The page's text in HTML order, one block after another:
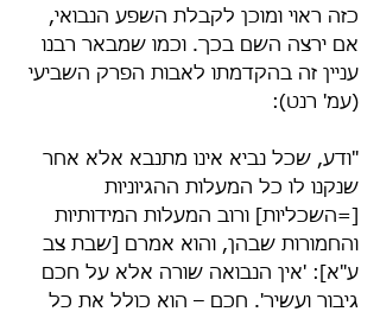
כזה ראוי ומוכן לקבלת השפע הנבואי,
אם ירצה השם בכך. וכמו שמבאר רבנו
עניין זה בהקדמתו לאבות הפרק השביעי
(עמ' רנט):
"ודע, שכל נביא אינו מתנבא אלא אחר
שנקנו לו כל המעלות ההגיוניות
[=השכליות] ורוב המעלות המידותיות
והחמורות שבהן, והוא אמרם [שבת צב
ע"א]: 'אין הנבואה שורה אלא על חכם
גיבור ועשיר'. חכם – הוא כולל את כל